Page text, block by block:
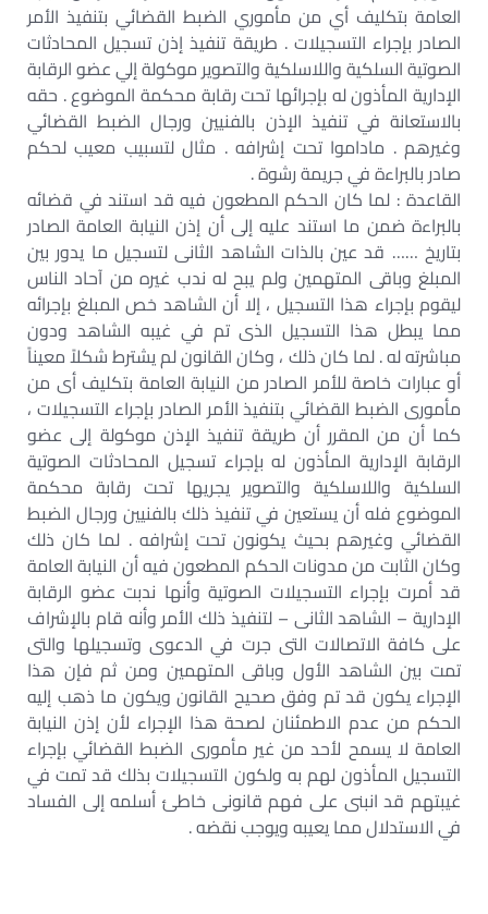
العامة بتكليف أي من مأموري الضبط القضائي بتنفيذ الأمر
الصادر بإجراء التسجيلات . طريقة تنفيذ إذن تسجيل المحادثات
الصوتية السلكية واللاسلكية والتصوير موكولة إلي عضو الرقابة
الإدارية المأذون له بإجرائها تحت رقابة محكمة الموضوع . حقه
بالاستعانة في تنفيذ الإذن بالفنيين ورجال الضبط القضائي
وغيرهم . ماداموا تحت إشرافه . مثال لتسبيب معيب لحكم
صادر بالبراءة في جريمة رشوة .
القاعدة : لما كان الحكم المطعون فيه قد استند في قضائه
بالبراءة ضمن ما استند عليه إلى أن إذن النيابة العامة الصادر
بتاريخ …… قد عين بالذات الشاهد الثانى لتسجيل ما يدور بين
المبلغ وباقى المتهمين ولم يبح له ندب غيره من آحاد الناس
ليقوم بإجراء هذا التسجيل ، إلا أن الشاهد خص المبلغ بإجرائه
مما يبطل هذا التسجيل الذى تم في غيبه الشاهد ودون
مباشرته له . لما كان ذلك ، وكان القانون لم يشترط شكلاً معيناً
أو عبارات خاصة للأمر الصادر من النيابة العامة بتكليف أى من
مأمورى الضبط القضائي بتنفيذ الأمر الصادر بإجراء التسجيلات ،
كما أن من المقرر أن طريقة تنفيذ الإذن موكولة إلى عضو
الرقابة الإدارية المأذون له بإجراء تسجيل المحادثات الصوتية
السلكية واللاسلكية والتصوير يجريها تحت رقابة محكمة
الموضوع فله أن يستعين في تنفيذ ذلك بالفنيين ورجال الضبط
القضائي وغيرهم بحيث يكونون تحت إشرافه . لما كان ذلك
وكان الثابت من مدونات الحكم المطعون فيه أن النيابة العامة
قد أمرت بإجراء التسجيلات الصوتية وأنها ندبت عضو الرقابة
الإدارية – الشاهد الثانى – لتنفيذ ذلك الأمر وأنه قام بالإشراف
على كافة الاتصالات التى جرت في الدعوى وتسجيلها والتى
تمت بين الشاهد الأول وباقى المتهمين ومن ثم فإن هذا
الإجراء يكون قد تم وفق صحيح القانون ويكون ما ذهب إليه
الحكم من عدم الاطمئنان لصحة هذا الإجراء لأن إذن النيابة
العامة لا يسمح لأحد من غير مأمورى الضبط القضائي بإجراء
التسجيل المأذون لهم به ولكون التسجيلات بذلك قد تمت في
غيبتهم قد انبنى على فهم قانونى خاطئ أسلمه إلى الفساد
في الاستدلال مما يعيبه ويوجب نقضه .